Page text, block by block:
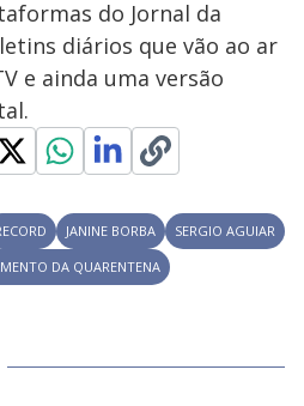
i
d
e
o
do Jornal da
diários que vão ao ar
e ainda uma versão
JANINE BORBA
SERGIO AGUIAR
DA QUARENTENA